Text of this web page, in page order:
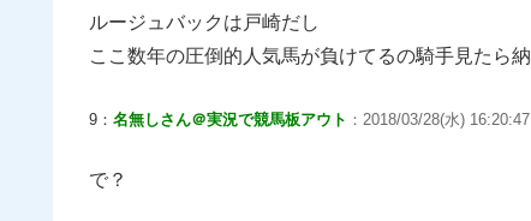
ルージュバックは戸崎だし
ここ数年の圧倒的人気馬が負けてるの騎手見たら
9： 名無しさん＠実況で競馬板アウト ：2018/03/28(水)
で？